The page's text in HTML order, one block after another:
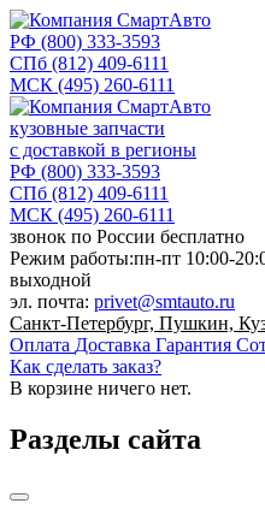
РФ (800) 333-3593
СПб (812) 409-6111
МСК (495) 260-6111
кузовные запчасти
с доставкой в регионы
РФ (800) 333-3593
СПб (812) 409-6111
МСК (495) 260-6111
звонок по России бесплатно
Режим работы:пн-пт 10:00-
выходной
эл. почта: privet@smtauto.ru
Санкт-Петербург, Пушкин,
Оплата Доставка Гарантия
Как сделать заказ?
В корзине ничего нет.
Разделы сайта